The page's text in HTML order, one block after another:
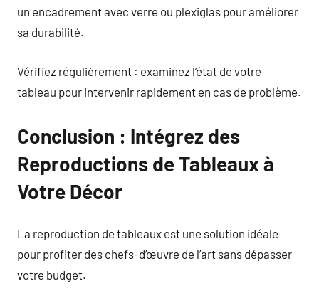
un encadrement avec verre ou plexiglas pour améliorer
sa durabilité.
Vérifiez régulièrement : examinez l’état de votre
tableau pour intervenir rapidement en cas de problème.
Conclusion : Intégrez des
Reproductions de Tableaux à
Votre Décor
La reproduction de tableaux est une solution idéale
pour profiter des chefs-d’œuvre de l’art sans dépasser
votre budget.